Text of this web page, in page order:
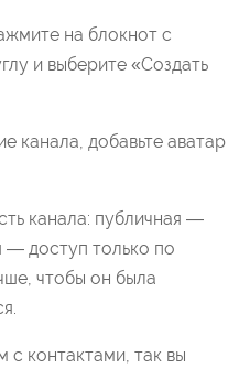
на блокнот с
и выберите «Создать
канала, добавьте аватар
канала: публичная —
— доступ только по
чтобы он была
с контактами, так вы